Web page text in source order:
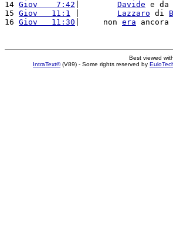
14 Giov    7:42 Davide e da
15 Giov   11:1 Lazzaro di
16 Giov   11:30 |     non era ancora
Best viewed
IntraText®(V89) - Some rights reserved by